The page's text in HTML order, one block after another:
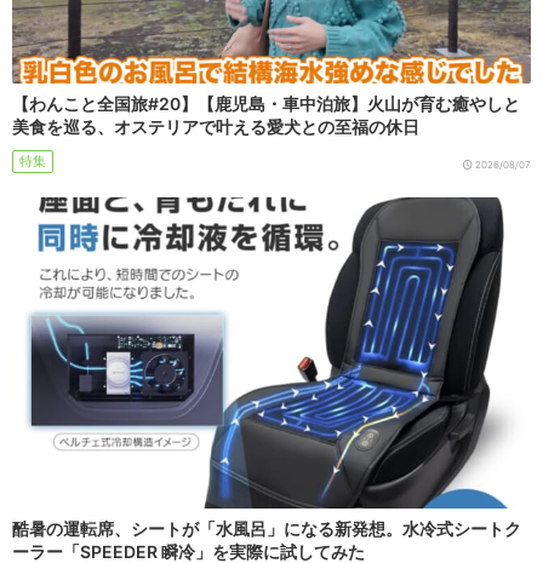
【わんこと全国旅#20】【鹿児島・車中泊旅】火山が育む癒やしと
美食を巡る、オステリアで叶える愛犬との至福の休日
特集 2026/08/07
酷暑の運転席、シートが「水風呂」になる新発想。水冷式シートク
ーラー「SPEEDER 瞬冷」を実際に試してみた